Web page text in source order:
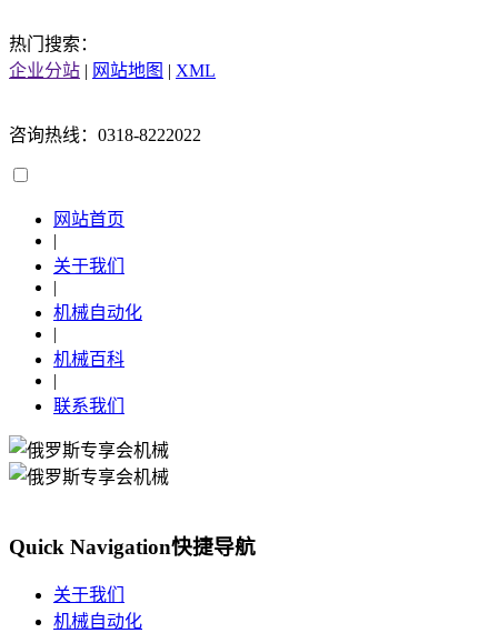
热门搜索：
企业分站 | 网站地图 | XML
咨询热线：0318-8222022
网站首页
|
关于我们
|
机械自动化
|
机械百科
|
联系我们
Quick Navigation快捷导航
关于我们
机械自动化